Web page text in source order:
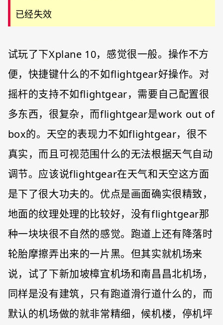
已经失效
试玩了下Xplane 10，感觉很一般。操作不方
便，快捷键什么的不如flightgear好操作。对
摇杆的支持不如flightgear，需要自己配置很
多东西，很复杂，而flightgear是work out of
box的。天空的表现力不如flightgear，很不
真实，而且可视范围什么的无法根据天气自动
调节。应该说flightgear在天气和天空这方面
是下了很大功夫的。优点是画面确实很精致，
地面的纹理处理的比较好，没有flightgear那
种一块块很不自然的感觉。跑道上还有降落时
轮胎摩擦弄出来的一片黑。但其实就机场来
说，试了下新加坡樟宜机场和南昌昌北机场，
同样是没有建筑，只有跑道滑行道什么的，而
默认的机场做的就非常精细，候机楼，停机坪